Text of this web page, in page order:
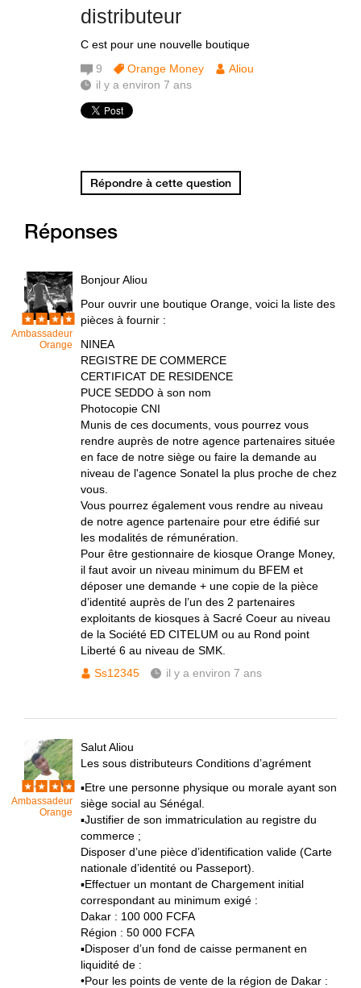
distributeur
C est pour une nouvelle boutique
9 Orange Money
Aliou
il y a environ 7 ans
Répondre à cette question
Réponses
Ambassadeur
Orange
Bonjour Aliou
Pour ouvrir une boutique Orange, voici la liste des
pièces à fournir :
NINEA
REGISTRE DE COMMERCE
CERTIFICAT DE RESIDENCE
PUCE SEDDO à son nom
Photocopie CNI
Munis de ces documents, vous pourrez vous
rendre auprès de notre agence partenaires située
en face de notre siège ou faire la demande au
niveau de l'agence Sonatel la plus proche de chez
vous.
Vous pourrez également vous rendre au niveau
de notre agence partenaire pour etre édifié sur
les modalités de rémunération.
Pour être gestionnaire de kiosque Orange Money,
il faut avoir un niveau minimum du BFEM et
déposer une demande + une copie de la pièce
d’identité auprès de l’un des 2 partenaires
exploitants de kiosques à Sacré Coeur au niveau
de la Société ED CITELUM ou au Rond point
Liberté 6 au niveau de SMK.
Ss12345
il y a environ 7 ans
Ambassadeur
Orange
Salut Aliou
Les sous distributeurs Conditions d’agrément
▪Etre une personne physique ou morale ayant son
siège social au Sénégal.
▪Justifier de son immatriculation au registre du
commerce ;
Disposer d’une pièce d’identification valide (Carte
nationale d’identité ou Passeport).
▪Effectuer un montant de Chargement initial
correspondant au minimum exigé :
Dakar : 100 000 FCFA
Région : 50 000 FCFA
▪Disposer d’un fond de caisse permanent en
liquidité de :
•Pour les points de vente de la région de Dakar :